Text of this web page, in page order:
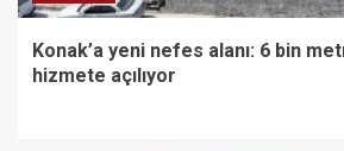
Konak’a yeni nefes alanı: 6 bin
hizmete açılıyor